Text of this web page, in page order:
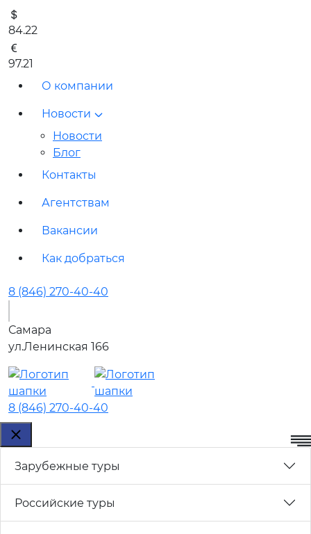
84.22
97.21
О компании
Новости
Новости
Блог
Контакты
Агентствам
Вакансии
Как добраться
8 (846) 270-40-40
Самара
ул.Ленинская 166
8 (846) 270-40-40
Зарубежные туры
Российские туры